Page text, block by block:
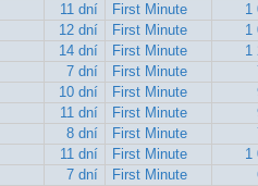
11 dní First Minute
1
12 dní First Minute
1
14 dní First Minute
1
7 dní First Minute
10 dní First Minute
11 dní First Minute
8 dní First Minute
11 dní First Minute
1
7 dní First Minute